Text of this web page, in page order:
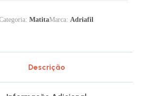
MatitaMarca: Adriafil
Descrição